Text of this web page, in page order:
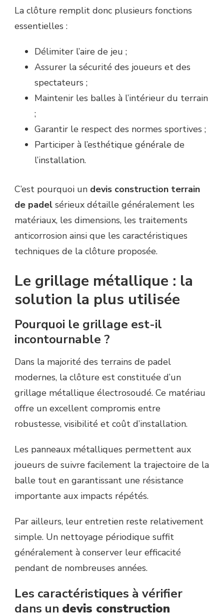
La clôture remplit donc plusieurs fonctions
essentielles :
Délimiter l’aire de jeu ;
Assurer la sécurité des joueurs et des
spectateurs ;
Maintenir les balles à l’intérieur du terrain
;
Garantir le respect des normes sportives ;
Participer à l’esthétique générale de
l’installation.
C’est pourquoi un devis construction terrain
de padel sérieux détaille généralement les
matériaux, les dimensions, les traitements
anticorrosion ainsi que les caractéristiques
techniques de la clôture proposée.
Le grillage métallique : la
solution la plus utilisée
Pourquoi le grillage est-il
incontournable ?
Dans la majorité des terrains de padel
modernes, la clôture est constituée d’un
grillage métallique électrosoudé. Ce matériau
offre un excellent compromis entre
robustesse, visibilité et coût d’installation.
Les panneaux métalliques permettent aux
joueurs de suivre facilement la trajectoire de la
balle tout en garantissant une résistance
importante aux impacts répétés.
Par ailleurs, leur entretien reste relativement
simple. Un nettoyage périodique suffit
généralement à conserver leur efficacité
pendant de nombreuses années.
Les caractéristiques à vérifier
dans un devis construction